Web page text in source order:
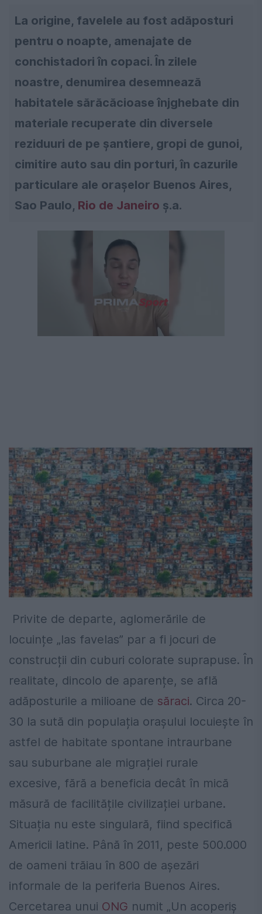
La origine, favelele au fost adăposturi
pentru o noapte, amenajate de
conchistadori în copaci. În zilele
noastre, denumirea desemnează
habitatele sărăcăcioase înjghebate din
materiale recuperate din diversele
reziduuri de pe șantiere, gropi de gunoi,
cimitire auto sau din porturi, în cazurile
particulare ale orașelor Buenos Aires,
Sao Paulo, Rio de Janeiro ș.a.
Privite de departe, aglomerările de
locuințe „las favelas” par a fi jocuri de
construcții din cuburi colorate suprapuse. În
realitate, dincolo de aparențe, se află
adăposturile a milioane de săraci. Circa 20-
30 la sută din populația orașului locuiește în
astfel de habitate spontane intraurbane
sau suburbane ale migrației rurale
excesive, fără a beneficia decât în mică
măsură de facilitățile civilizației urbane.
Situația nu este singulară, fiind specifică
Americii latine. Până în 2011, peste 500.000
de oameni trăiau în 800 de așezări
informale de la periferia Buenos Aires.
Cercetarea unui ONG numit „Un acoperiș